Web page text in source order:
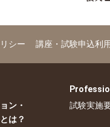
シー 講座・試験申込利
ン・
は？
試験実施